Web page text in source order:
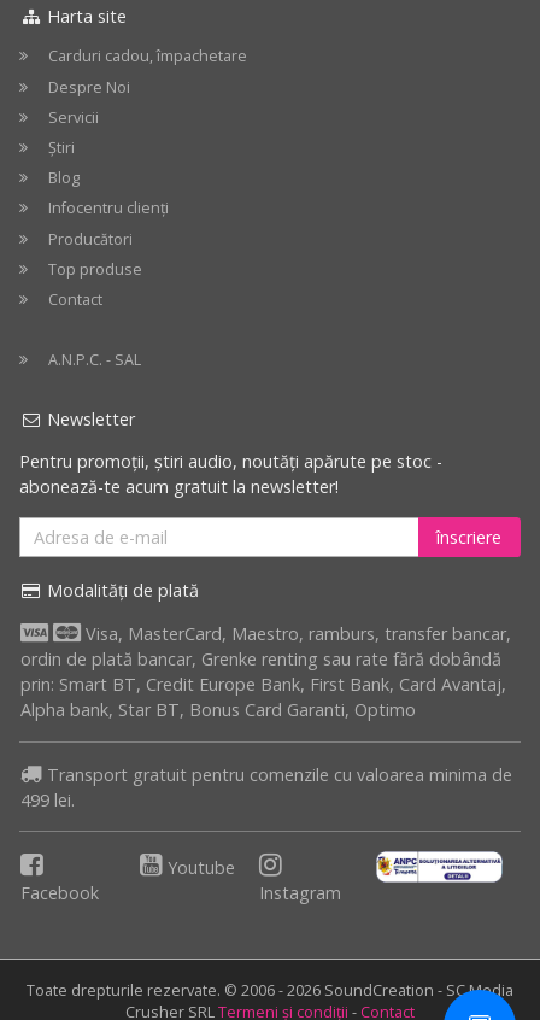
Harta site
Carduri cadou, împachetare
Despre Noi
Servicii
Știri
Blog
Infocentru clienți
Producători
Top produse
Contact
A.N.P.C. - SAL
Newsletter
Pentru promoții, știri audio, noutăți apărute pe stoc -
abonează-te acum gratuit la newsletter!
înscriere
Modalități de plată
Visa, MasterCard, Maestro, ramburs, transfer bancar,
ordin de plată bancar, Grenke renting sau rate fără dobândă
prin: Smart BT, Credit Europe Bank, First Bank, Card Avantaj,
Alpha bank, Star BT, Bonus Card Garanti, Optimo
Transport gratuit pentru comenzile cu valoarea minima de
499 lei.
Facebook
Youtube
Instagram
Toate drepturile rezervate. © 2006 - 2026 SoundCreation - SC Media
Crusher SRLTermeni și condiții - Contact